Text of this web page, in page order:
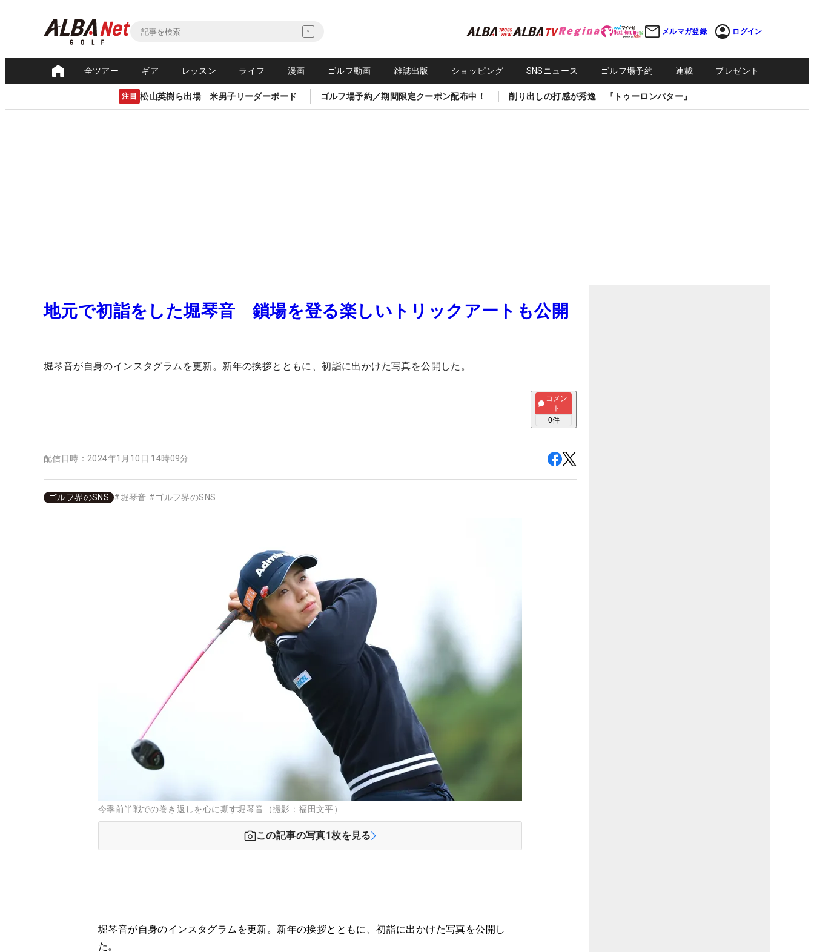
メルマガ登録 ログイン
全ツアー ギア レッスン ライフ 漫画 ゴルフ動画 雑誌出版 ショッピング SNSニュース ゴルフ場予約 連載 プレゼント
注目 松山英樹ら出場 米男子リーダーボード ゴルフ場予約／期間限定クーポン配布中！ 削り出しの打感が秀逸 『トゥーロンパター』
地元で初詣をした堀琴音 鎖場を登る楽しいトリックアートも公開
堀琴音が自身のインスタグラムを更新。新年の挨拶とともに、初詣に出かけた写真を公開した。
コメン
ト
0件
配信日時： 2024年1月10日 14時09分
ゴルフ界のSNS #堀琴音 #ゴルフ界のSNS
今季前半戦での巻き返しを心に期す堀琴音（撮影：福田文平）
この記事の写真1枚を見る
堀琴音が自身のインスタグラムを更新。新年の挨拶とともに、初詣に出かけた写真を公開し
た。